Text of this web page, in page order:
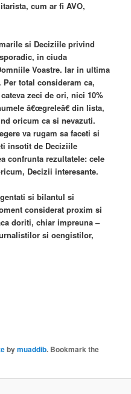
cum ar fi AVO,
si Deciziile privind
in ciuda
Voastre. Iar in ultima
total consideram ca,
zeci de ori, nici 10%
â€œgreleâ€ din lista,
oricum ca si nevazuti.
va rugam sa faceti si
insotit de Deciziile
confrunta rezultatele: cele
Decizii interesante.
si bilantul si
considerat proxim si
doriti, chiar impreuna –
si oengistilor,
bymuaddib. Bookmark the